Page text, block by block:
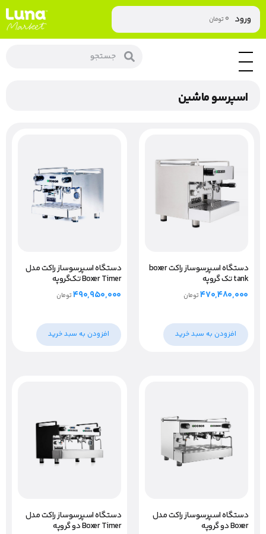
ورود ۰تومان
اسپرسو ماشین
دستگاه اسپرسو‌ساز راکت boxer
tank تک گروپه
۴۷۰,۴۸۰,۰۰۰تومان
افزودن به سبد خرید
دستگاه اسپرسوساز راکت مدل
Boxer Timer تک‌گروپه
۴۹۰,۹۵۰,۰۰۰تومان
افزودن به سبد خرید
دستگاه اسپرسوساز راکت مدل
Boxer دو گروپه
دستگاه اسپرسوساز راکت مدل
Boxer Timer دو گروپه